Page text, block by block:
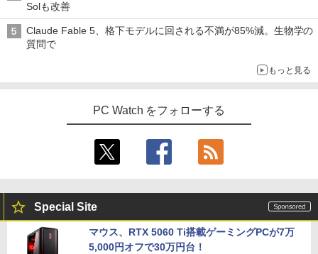
Solも改善
Claude Fable 5、格下モデルに回される不満が85%減。生物学の
質問で
もっと見る
PC Watch をフォローする
Special Site
マウス、RTX 5060 Ti搭載ゲーミングPCが7万
5,000円オフで30万円台！